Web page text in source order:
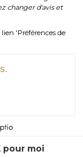
changer d'avis et
lien 'Préférences de
pour moi